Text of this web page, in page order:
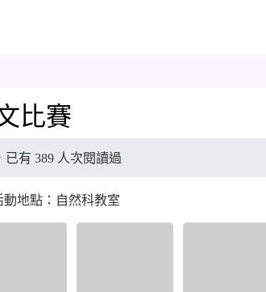
比賽
已有 389 人次閱讀過
動地點：自然科教室